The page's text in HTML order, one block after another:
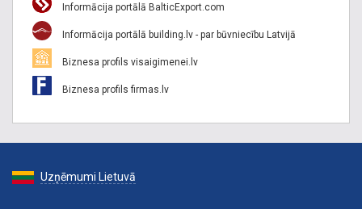
Informācija portālā BalticExport.com
Informācija portālā building.lv - par būvniecību Latvijā
Biznesa profils visaigimenei.lv
Biznesa profils firmas.lv
Uzņēmumi Lietuvā